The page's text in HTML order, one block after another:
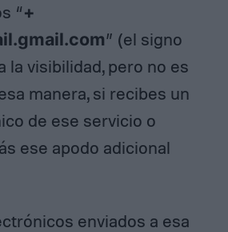
“+
” (el signo
la visibilidad, pero no es
manera, si recibes un
de ese servicio o
ese apodo adicional
enviados a esa